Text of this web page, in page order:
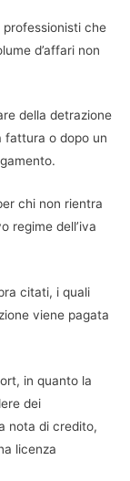
professionisti che
d’affari non
della detrazione
fattura o dopo un
chi non rientra
regime dell’iva
citati, i quali
viene pagata
in quanto la
dei
nota di credito,
licenza